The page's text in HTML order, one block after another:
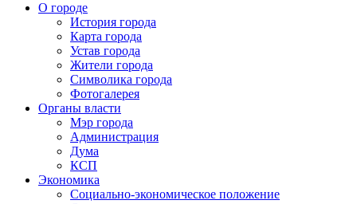
О городе
История города
Карта города
Устав города
Жители города
Символика города
Фотогалерея
Органы власти
Мэр города
Администрация
Дума
КСП
Экономика
Социально-экономическое положение